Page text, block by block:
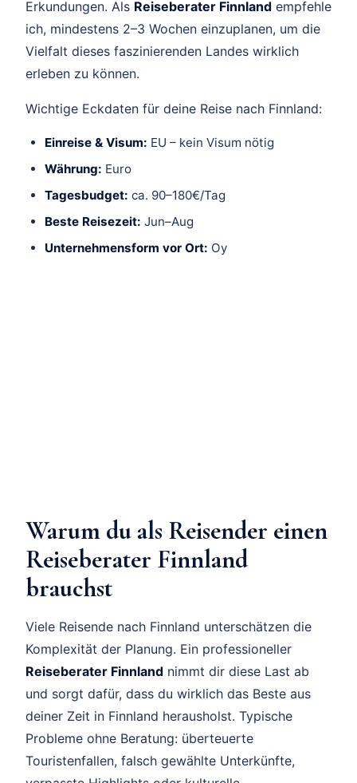
Erkundungen. Als Reiseberater Finnland empfehle
ich, mindestens 2–3 Wochen einzuplanen, um die
Vielfalt dieses faszinierenden Landes wirklich
erleben zu können.
Wichtige Eckdaten für deine Reise nach Finnland:
Einreise & Visum: EU – kein Visum nötig
Währung: Euro
Tagesbudget: ca. 90–180€/Tag
Beste Reisezeit: Jun–Aug
Unternehmensform vor Ort: Oy
Warum du als Reisender einen
Reiseberater Finnland
brauchst
Viele Reisende nach Finnland unterschätzen die
Komplexität der Planung. Ein professioneller
Reiseberater Finnland nimmt dir diese Last ab
und sorgt dafür, dass du wirklich das Beste aus
deiner Zeit in Finnland herausholst. Typische
Probleme ohne Beratung: überteuerte
Touristenfallen, falsch gewählte Unterkünfte,